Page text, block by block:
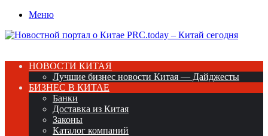
Меню
НОВОСТИ КИТАЯ
Лучшие бизнес новости Китая — Дайджесты
БИЗНЕС В КИТАЕ
Банки
Доставка из Китая
Законы
Каталог компаний